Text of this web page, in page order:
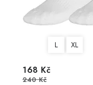
L XL
168 Kč
240 Kč